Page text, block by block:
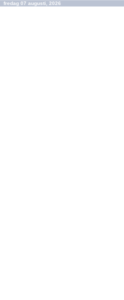
fredag 07 augusti, 2026